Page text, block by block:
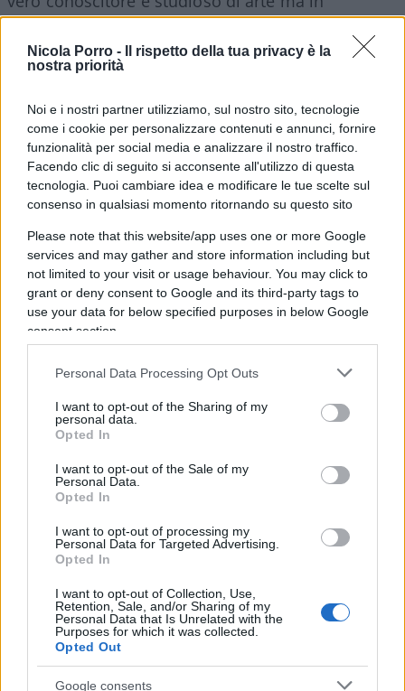
Nicola Porro -
Il rispetto della tua privacy è la
nostra priorità
Noi e i nostri partner utilizziamo, sul nostro sito, tecnologie
come i cookie per personalizzare contenuti e annunci, fornire
funzionalità per social media e analizzare il nostro traffico.
Facendo clic di seguito si acconsente all'utilizzo di questa
tecnologia. Puoi cambiare idea e modificare le tue scelte sul
consenso in qualsiasi momento ritornando su questo sito
Please note that this website/app uses one or more Google
services and may gather and store information including but
not limited to your visit or usage behaviour. You may click to
grant or deny consent to Google and its third-party tags to
use your data for below specified purposes in below Google
consent section.
Personal Data Processing Opt Outs
I want to opt-out of the Sharing of my
personal data.
Opted In
I want to opt-out of the Sale of my
Personal Data.
Opted In
I want to opt-out of processing my
Personal Data for Targeted Advertising.
Opted In
I want to opt-out of Collection, Use,
Retention, Sale, and/or Sharing of my
Personal Data that Is Unrelated with the
Purposes for which it was collected.
Opted Out
Google consents
televisione di venderla tanto al secondo. Sgarbi è
come la mina che esplode a tempo: per questo
trova sempre maggiore consenso nel popolo che
tantissimi che sarebbero interessati al suo
pensiero, alla sua critica. Non su Di Maio o
qualsiasi teatrante, ma sulla Bellezza.
Sgarbi dovrebbe regalarci la conoscenza: anche
in tv farci affascinare, renderci complici come solo
lui sa fare, della storia dell’arte. Raccontarci i
quadri che magari rappresentano l’oggi: al
contempo fare da argine alle grandi mostre che
riempiono i musei e poco le teste. Sgarbi
dovrebbe diventare Assessore alla Cultura della
televisione. Nella trasmissione di Nicola Porro
Quarta Repubblica
Lorenzo Viani o Adolfo Wildt abbiano contribuito e
previsto la contemporaneità.
rendere il suo cognome al servizio dell’arte
premasticata, prevenduta, museificata. Anche in
televisione. Soprattutto in televisione. Per non
finire a brillare su una bomba tra bambini che si
tengono per mano pronti a dimenticare il botto e
a tuffarsi in mare con i braccioli…